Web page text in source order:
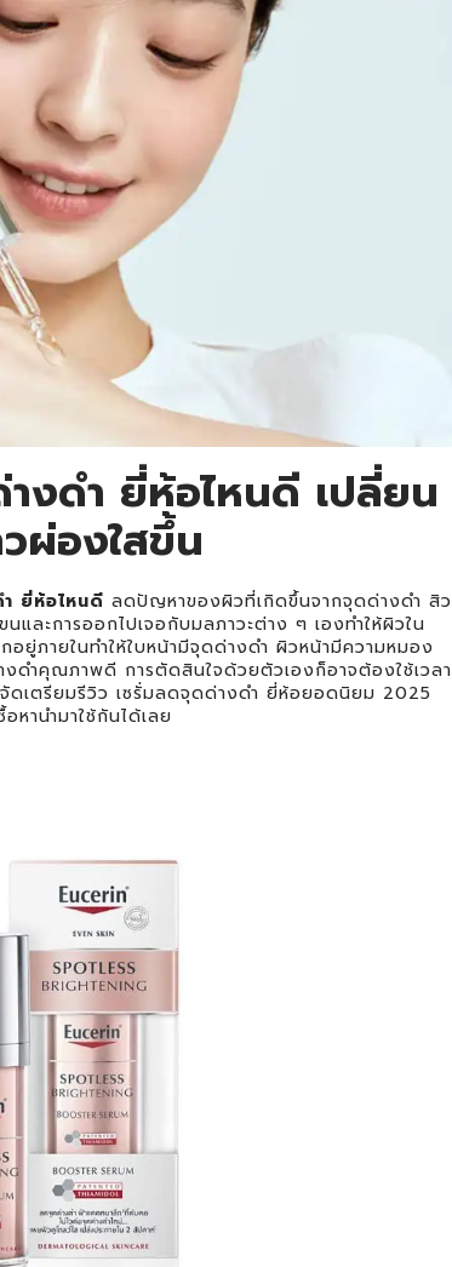
งดำ ยี่ห้อไหนดี เปลี่ยน
ผ่องใสขึ้น
ยี่ห้อไหนดี ลดปัญหาของผิวที่เกิดขึ้นจากจุดด่างดำ สิว
และการออกไปเจอกับมลภาวะต่าง ๆ เองทำให้ผิวใน
ยู่ภายในทำให้ใบหน้ามีจุดด่างดำ ผิวหน้ามีความหมอง
ดำคุณภาพดี การตัดสินใจด้วยตัวเองก็อาจต้องใช้เวลา
จัดเตรียมรีวิว เซรั่มลดจุดด่างดำ ยี่ห้อยอดนิยม 2025
หานำมาใช้กันได้เลย